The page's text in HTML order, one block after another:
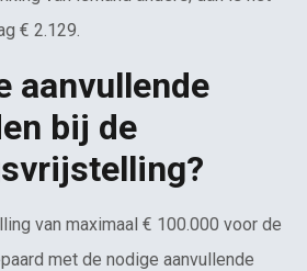
€ 2.129.
aanvullende
bij de
van maximaal € 100.000 voor de
met de nodige aanvullende